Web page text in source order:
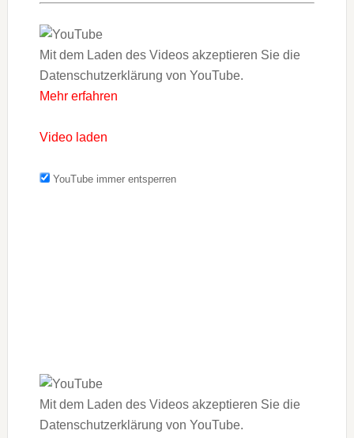
Mit dem Laden des Videos akzeptieren Sie die
Datenschutzerklärung von YouTube.
Mehr erfahren
Video laden
YouTube immer entsperren
Mit dem Laden des Videos akzeptieren Sie die
Datenschutzerklärung von YouTube.